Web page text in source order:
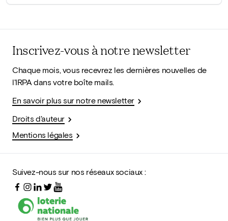
Inscrivez-vous à notre newsletter
Chaque mois, vous recevrez les dernières nouvelles de
l'IRPA dans votre boîte mails.
En savoir plus sur notre newsletter
Droits d'auteur
Mentions légales
Suivez-nous sur nos réseaux sociaux :